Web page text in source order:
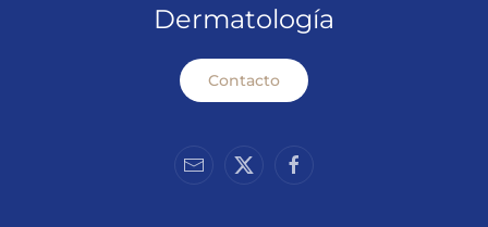
Dermatología
Contacto